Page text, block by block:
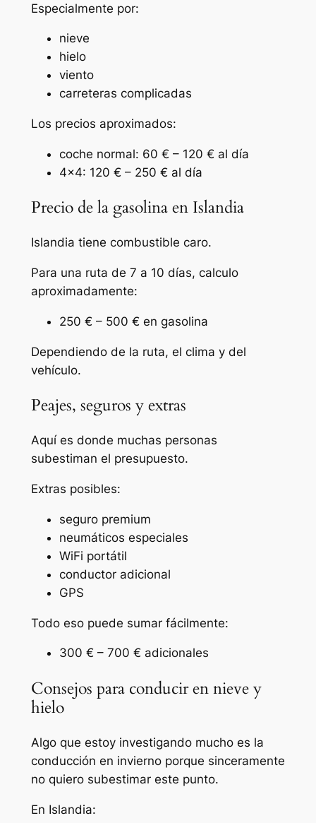
Especialmente por:
nieve
hielo
viento
carreteras complicadas
Los precios aproximados:
coche normal: 60 € – 120 € al día
4×4: 120 € – 250 € al día
Precio de la gasolina en Islandia
Islandia tiene combustible caro.
Para una ruta de 7 a 10 días, calculo
aproximadamente:
250 € – 500 € en gasolina
Dependiendo de la ruta, el clima y del
vehículo.
Peajes, seguros y extras
Aquí es donde muchas personas
subestiman el presupuesto.
Extras posibles:
seguro premium
neumáticos especiales
WiFi portátil
conductor adicional
GPS
Todo eso puede sumar fácilmente:
300 € – 700 € adicionales
Consejos para conducir en nieve y
hielo
Algo que estoy investigando mucho es la
conducción en invierno porque sinceramente
no quiero subestimar este punto.
En Islandia: